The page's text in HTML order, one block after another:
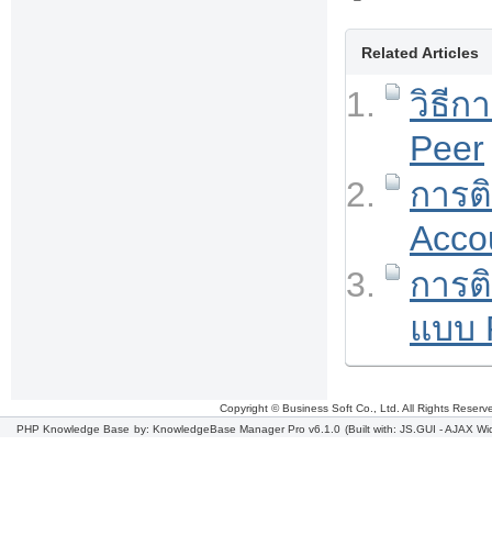
Related Articles
วิธีก
Peer
การ
การ
แบบ
Copyright © Business Soft Co., Ltd. All Rights
PHP Knowledge Base by: KnowledgeBase Manager Pro v6.1.0 (Built with: JS.GUI -AJAX